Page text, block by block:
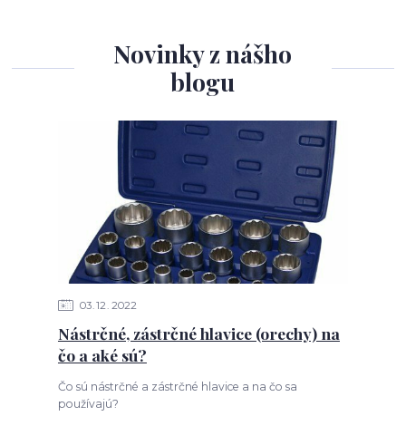
Novinky z nášho
blogu
03 12 2022
Nástrčné, zástrčné hlavice (orechy) na
čo a aké sú?
Čo sú nástrčné a zástrčné hlavice a na čo sa
používajú?